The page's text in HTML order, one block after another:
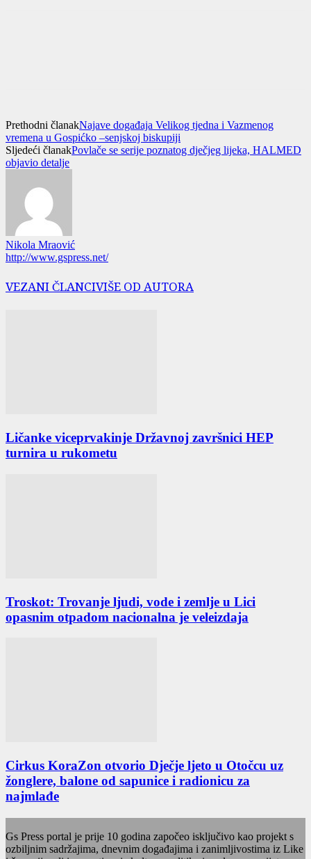
Prethodni članakNajave događaja Velikog tjedna i Vazmenog
vremena u Gospićko –senjskoj biskupiji
Sljedeći članakPovlače se serije poznatog dječjeg lijeka, HALMED
objavio detalje
Nikola Mraović
http://www.gspress.net/
VEZANI ČLANCIVIŠE OD AUTORA
Ličanke viceprvakinje Državnoj završnici HEP
turnira u rukometu
Troskot: Trovanje ljudi, vode i zemlje u Lici
opasnim otpadom nacionalna je veleizdaja
Cirkus KoraZon otvorio Dječje ljeto u Otočcu uz
žonglere, balone od sapunice i radionicu za
najmlađe
Gs Press portal je prije 10 godina započeo isključivo kao projekt s
ozbiljnim sadržajima, dnevnim događajima i zanimljivostima iz Like